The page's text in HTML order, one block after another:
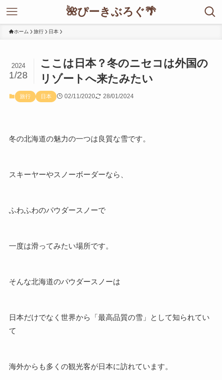
🌺ぴーきぶろぐ🌴
ホーム 旅行 日本
ここは日本？冬のニセコは外国の
リゾートへ来たみたい
2024
1/28
旅行 日本 02/11/2020 28/01/2024
冬の北海道の魅力の一つは良質な雪です。
スキーヤーやスノーボーダーなら、
ふわふわのパウダースノーで
一度は滑ってみたい場所です。
そんな北海道のパウダースノーは
日本だけでなく世界から「最高品質の雪」として知られてい
て
海外からも多くの観光客が日本に訪れています。